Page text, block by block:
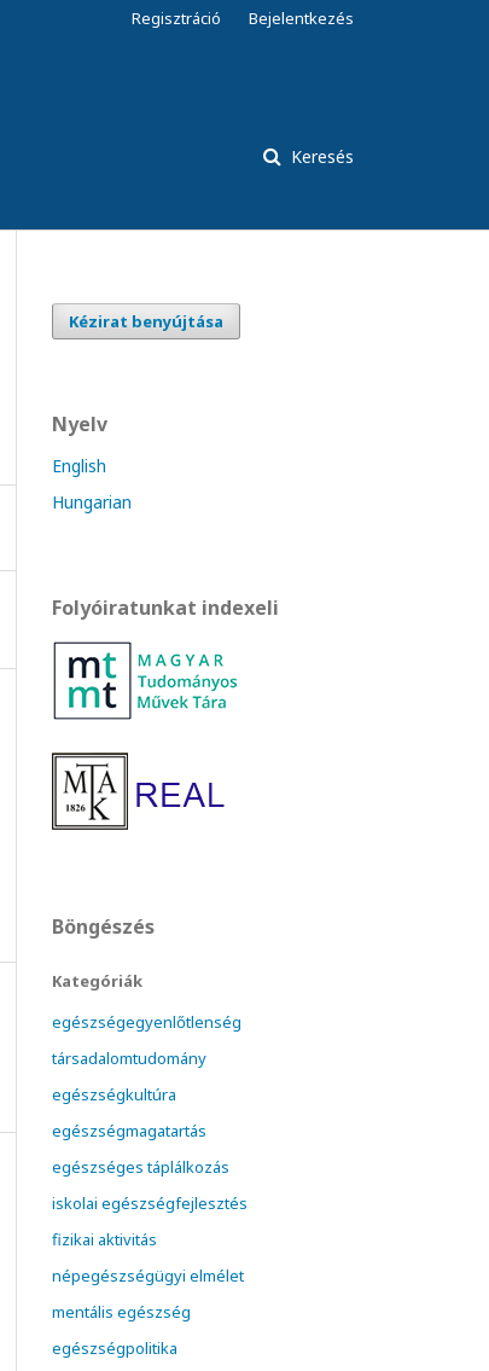
Keresés
Regisztráció Bejelentkezés
Kézirat benyújtása
Nyelv
English
Hungarian
Folyóiratunkat indexeli
Böngészés
Kategóriák
egészségegyenlőtlenség
társadalomtudomány
egészségkultúra
egészségmagatartás
egészséges táplálkozás
iskolai egészségfejlesztés
fizikai aktivitás
népegészségügyi elmélet
mentális egészség
egészségpolitika